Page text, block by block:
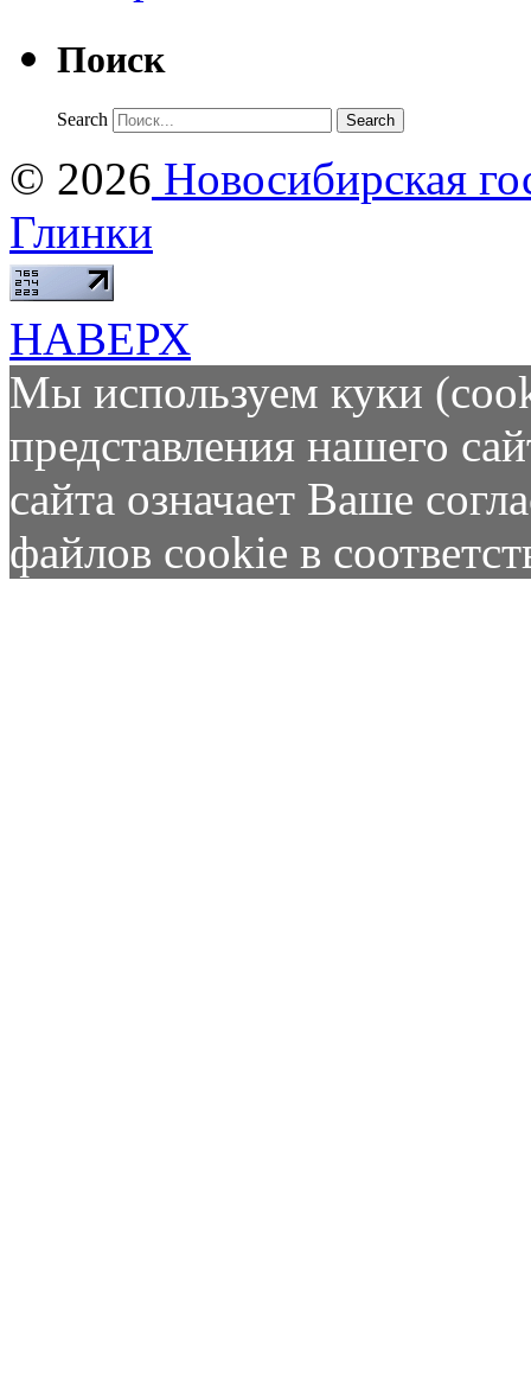
Поиск
Search
© 2026 Новосибирская
Глинки
НАВЕРХ
Мы используем куки
представления нашего
сайта означает Ваше
файлов cookie в